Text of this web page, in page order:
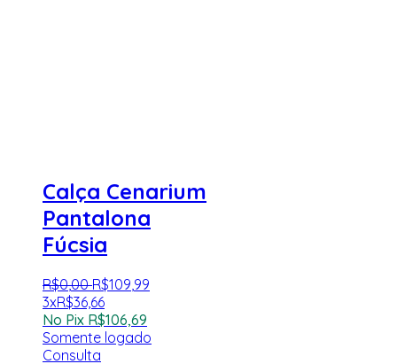
Calça Cenarium
Pantalona
Fúcsia
R$0,00 R$109,99
3xR$36,66
No Pix R$106,69
Somente logado
Consulta